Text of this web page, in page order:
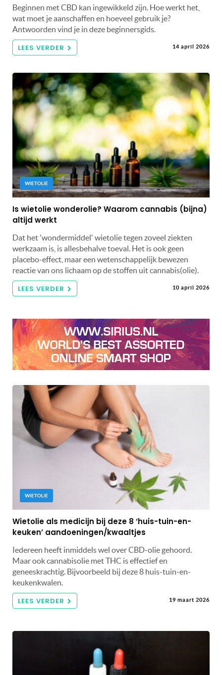
Beginnen met CBD kan ingewikkeld zijn. Hoe werkt het,
wat moet je aanschaffen en hoeveel gebruik je?
Antwoorden vind je in deze beginnersgids.
LEES VERDER 14 april 2026
WIETOLIE
Is wietolie wonderolie? Waarom cannabis (bijna)
altijd werkt
Dat het 'wondermiddel' wietolie tegen zoveel ziekten
werkzaam is, is allesbehalve toeval. Het is ook geen
placebo-effect, maar een wetenschappelijk bewezen
reactie van ons lichaam op de stoffen uit cannabis(olie).
LEES VERDER 10 april 2026
WIETOLIE
Wietolie als medicijn bij deze 8 ‘huis-tuin-en-
keuken’ aandoeningen/kwaaltjes
Iedereen heeft inmiddels wel over CBD-olie gehoord.
Maar ook cannabisolie met THC is effectief en
geneeskrachtig. Bijvoorbeeld bij deze 8 huis-tuin-en-
keukenkwalen.
LEES VERDER 19 maart 2026